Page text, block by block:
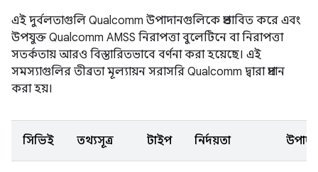
এই দুর্বলতাগুলি Qualcomm উপাদানগুলিকে প্রভাবিত করে এবং
উপযুক্ত Qualcomm AMSS নিরাপত্তা বুলেটিনে বা নিরাপত্তা
সতর্কতায় আরও বিস্তারিতভাবে বর্ণনা করা হয়েছে। এই
সমস্যাগুলির তীব্রতা মূল্যায়ন সরাসরি Qualcomm দ্বারা প্রদান
করা হয়।
সিভিই তথ্যসূত্র টাইপ নির্দয়তা